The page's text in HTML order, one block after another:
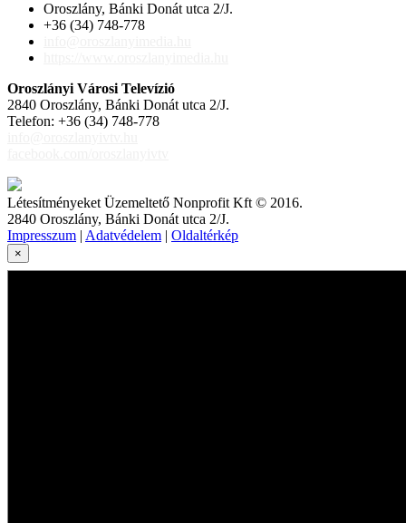
Oroszlány, Bánki Donát utca 2/J.
+36 (34) 748-778
Oroszlányi Városi Televízió
2840 Oroszlány, Bánki Donát utca 2/J.
Telefon: +36 (34) 748-778
Létesítményeket Üzemeltető Nonprofit Kft © 2016.
2840 Oroszlány, Bánki Donát utca 2/J.
Impresszum | Adatvédelem | Oldaltérkép
×